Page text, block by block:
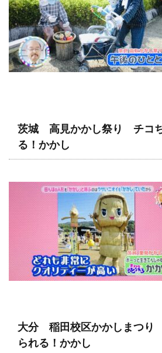
茨城 高見かかし祭り チコ
る！かかし
大分 稲田校区かかしまつり
られる！かかし